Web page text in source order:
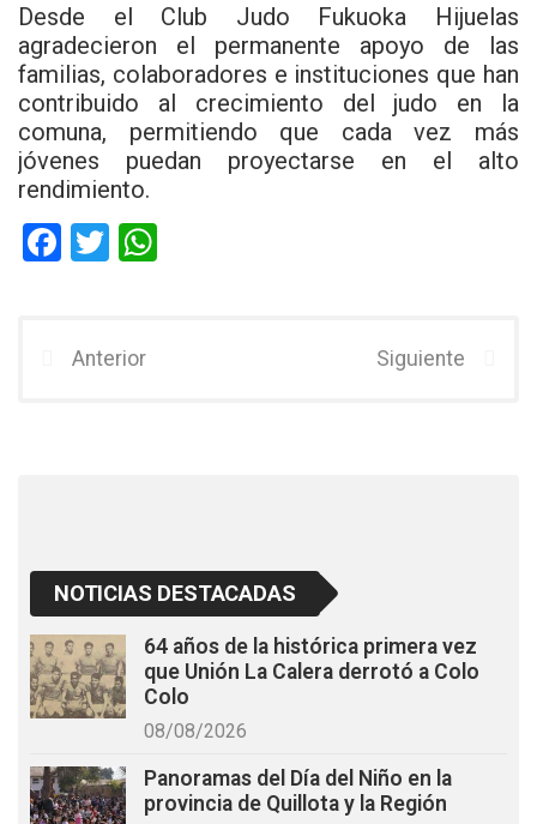
Desde el Club Judo Fukuoka Hijuelas
agradecieron el permanente apoyo de las
familias, colaboradores e instituciones que han
contribuido al crecimiento del judo en la
comuna, permitiendo que cada vez más
jóvenes puedan proyectarse en el alto
rendimiento.
F
b
T
er
Anterior Siguiente
NOTICIAS DESTACADAS
64 años de la histórica primera vez
que Unión La Calera derrotó a Colo
Colo
08/08/2026
Panoramas del Día del Niño en la
provincia de Quillota y la Región